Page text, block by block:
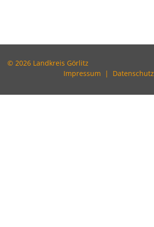
© 2026 Landkreis Görlitz
Impressum | Datenschutz